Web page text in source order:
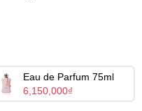
Eau de Parfum 75ml
6,150,000₫